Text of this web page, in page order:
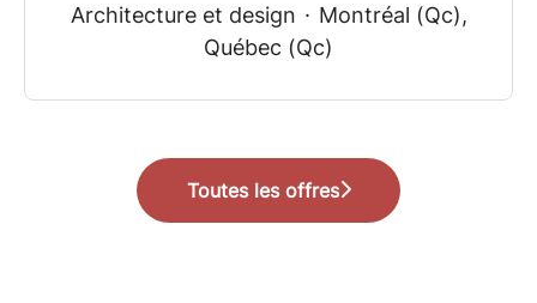
Architecture et design · Montréal (Qc),
Québec (Qc)
Toutes les offres